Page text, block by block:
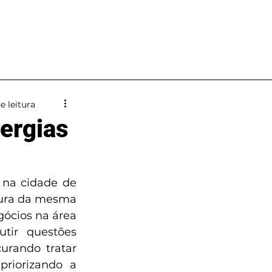
leitura
na cidade de
da mesma
na área
questões
tratar
a